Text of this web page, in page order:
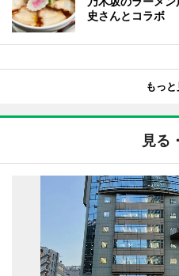
史さんとコラボ
もっ
見る